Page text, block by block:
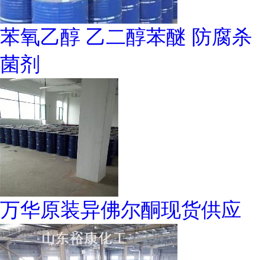
苯氧乙醇 乙二醇苯醚 防腐杀
菌剂
万华原装异佛尔酮现货供应